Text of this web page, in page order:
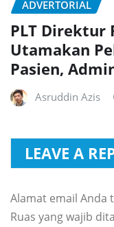
ADVERTORIAL
PLT Direktur
Utamakan
Pasien,
Asruddin Azis
LEAVE A
Alamat email Anda
Ruas yang wajib